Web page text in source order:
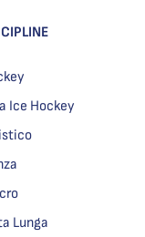
Ice Hockey
Lunga